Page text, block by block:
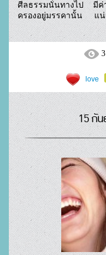
ศีลธรรมนั่นทางไป    มีค่
love
15 กั